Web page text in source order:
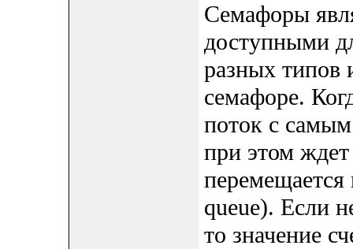
Семафоры
доступными
разных типов
семафоре.
поток с
при этом
перемещается
queue). Если
то значение